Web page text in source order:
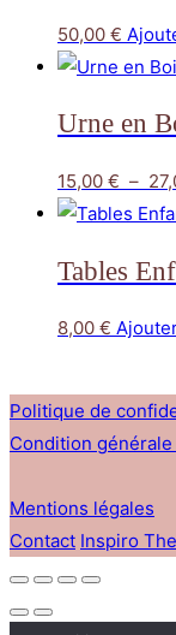
50,00 €
Urne en
15,00 € –
Tables
8,00 €
Politique de
Condition
Mentions légales
Contact Inspiro